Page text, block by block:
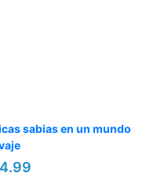
sabias en un mundo